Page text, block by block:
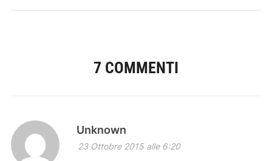
7 COMMENTI
Unknown
23 Ottobre 2015 alle 6:20